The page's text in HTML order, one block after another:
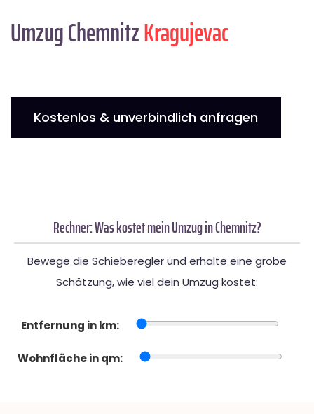
Umzug ChemnitzKragujevac
Kostenlos & unverbindlich anfragen
Rechner: Was kostet mein Umzug in Chemnitz?
Bewege die Schieberegler und erhalte eine grobe
Schätzung, wie viel dein Umzug kostet:
Entfernung in km:
Wohnfläche in qm: